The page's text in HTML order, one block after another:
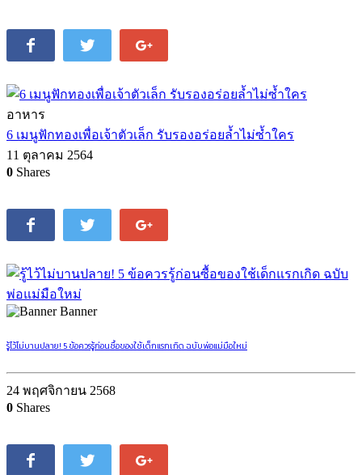
อาหาร
6 เมนูฟักทองเพื่อเจ้าตัวเล็ก รับรองอร่อยล้ำไม่ซ้ำใคร
11 ตุลาคม 2564
0 Shares
Banner
รู้ไว้ไม่บานปลาย! 5 ข้อควรรู้ก่อนซื้อของใช้เด็กแรกเกิด ฉบับพ่อแม่มือใหม่
24 พฤศจิกายน 2568
0 Shares